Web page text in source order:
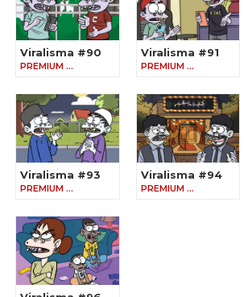
Viralisma #90
PREMIUM …
Viralisma #91
PREMIUM …
Viralisma #93
PREMIUM …
Viralisma #94
PREMIUM …